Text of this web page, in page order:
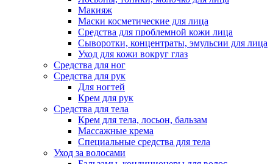
Макияж
Маски косметические для лица
Средства для проблемной кожи лица
Сыворотки, концентраты, эмульсии для лица
Уход для кожи вокруг глаз
Средства для ног
Средства для рук
Для ногтей
Крем для рук
Средства для тела
Крем для тела, лосьон, бальзам
Массажные крема
Специальные средства для тела
Уход за волосами